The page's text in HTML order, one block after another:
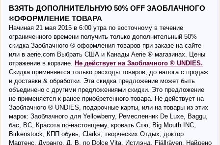
ВЗЯТЬ ДОПОЛНИТЕЛЬНУЮ 50% OFF ЗАОБЛАЧНОГО
®ОФОРМЛЕНИЕ ТОВАРА
Начиная 21 мая 2015 в 6:00 утра по восточному в течение
ограниченного времени получить только дополнительный 50%
скидка Заоблачного ® оформления товаров при заказе на сайте
или в aerie.com Выбрать США и Канады Aerie ® магазинах. Цены
отражение в корзине.
Не действует на Заоблачного ® UNDIES.
Скидка применяется только расходы товаров, до налога с продаж
и доставки & обработки. Эта скидка предложение может быть
объединено с другими предложениями скидки. Это предложение
не применяется к ранее приобретенного товара. Не действует на
Заоблачного ® UNDIES, подарочные карты, или на товары из этих
марок: Заоблачного для Yellowberry, Ремесленник De Luxe, Baggu,
бас, BC, Красота по-настоящему, кровать Стю, Big Mouth INC,
Birkenstock, КПП обувь, Clarks, творческих Отдых, доктор
Мартенс, Дуранго, Д. В. по Dolce Vita, Истлэнд, Fjällräven, Найдено